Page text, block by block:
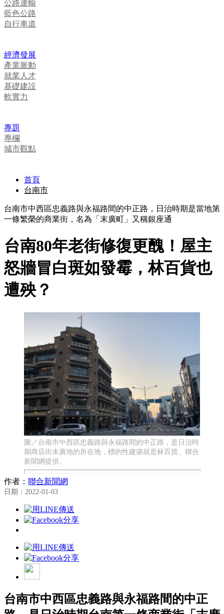
公路運輸
藍色公路
自行車道
經濟發展
產業脈動
就業人才
基礎建設
軟實力
專題
專欄
城市觀點
首頁
台南市
台南市中西區忠義路與永福路間的中正路，日治時期是當地第
一條繁榮的商業街，名為「末廣町」又稱銀座通
台南80年老街修復更醜！屋主
怒牆冒白斑如發霉，林百貨也
遭殃？
圖／台南市中西區忠義路與永福路間的中正路，是日治時
期商店街末廣地的所在地，標的性建築就是林百貨。聯合
新聞網提供。
作者： 聯合新聞網
日期：2022-01-03
台南市中西區忠義路與永福路間的中正